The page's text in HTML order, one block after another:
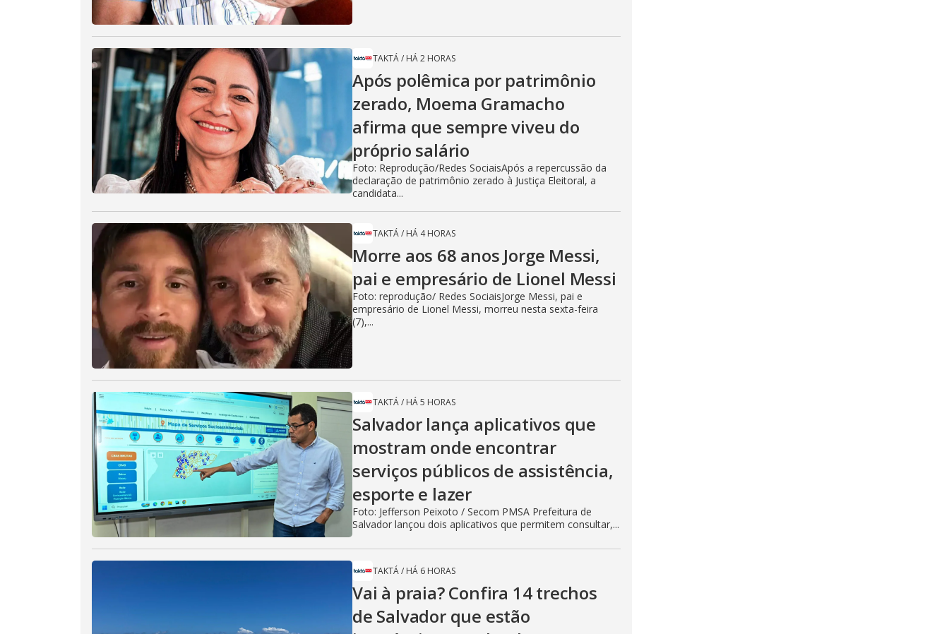
TAKTÁ/ HÁ 2 HORAS
Após polêmica por patrimônio
zerado, Moema Gramacho
afirma que sempre viveu do
próprio salário
Foto: Reprodução/Redes SociaisApós a repercussão da
declaração de patrimônio zerado à Justiça Eleitoral, a
candidata...
TAKTÁ/ HÁ 4 HORAS
Morre aos 68 anos Jorge Messi,
pai e empresário de Lionel Messi
Foto: reprodução/ Redes SociaisJorge Messi, pai e
empresário de Lionel Messi, morreu nesta sexta-feira
(7),...
TAKTÁ/ HÁ 5 HORAS
Salvador lança aplicativos que
mostram onde encontrar
serviços públicos de assistência,
esporte e lazer
Foto: Jefferson Peixoto / Secom PMSA Prefeitura de
Salvador lançou dois aplicativos que permitem consultar,...
TAKTÁ/ HÁ 6 HORAS
Vai à praia? Confira 14 trechos
de Salvador que estão